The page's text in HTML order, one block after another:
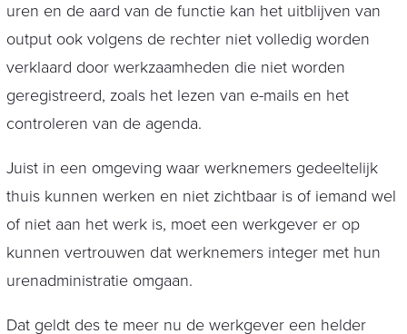
uren en de aard van de functie kan het uitblijven van
output ook volgens de rechter niet volledig worden
verklaard door werkzaamheden die niet worden
geregistreerd, zoals het lezen van e-mails en het
controleren van de agenda.
Juist in een omgeving waar werknemers gedeeltelijk
thuis kunnen werken en niet zichtbaar is of iemand wel
of niet aan het werk is, moet een werkgever er op
kunnen vertrouwen dat werknemers integer met hun
urenadministratie omgaan.
Dat geldt des te meer nu de werkgever een helder